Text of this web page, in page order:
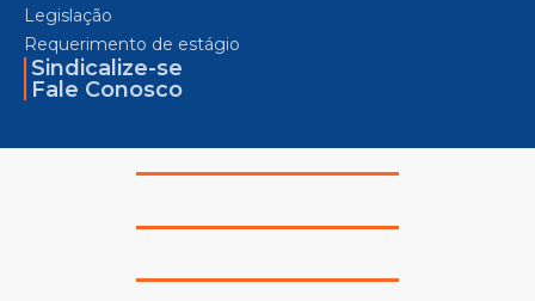
Legislação
Requerimento de estágio
Sindicalize-se
Fale Conosco